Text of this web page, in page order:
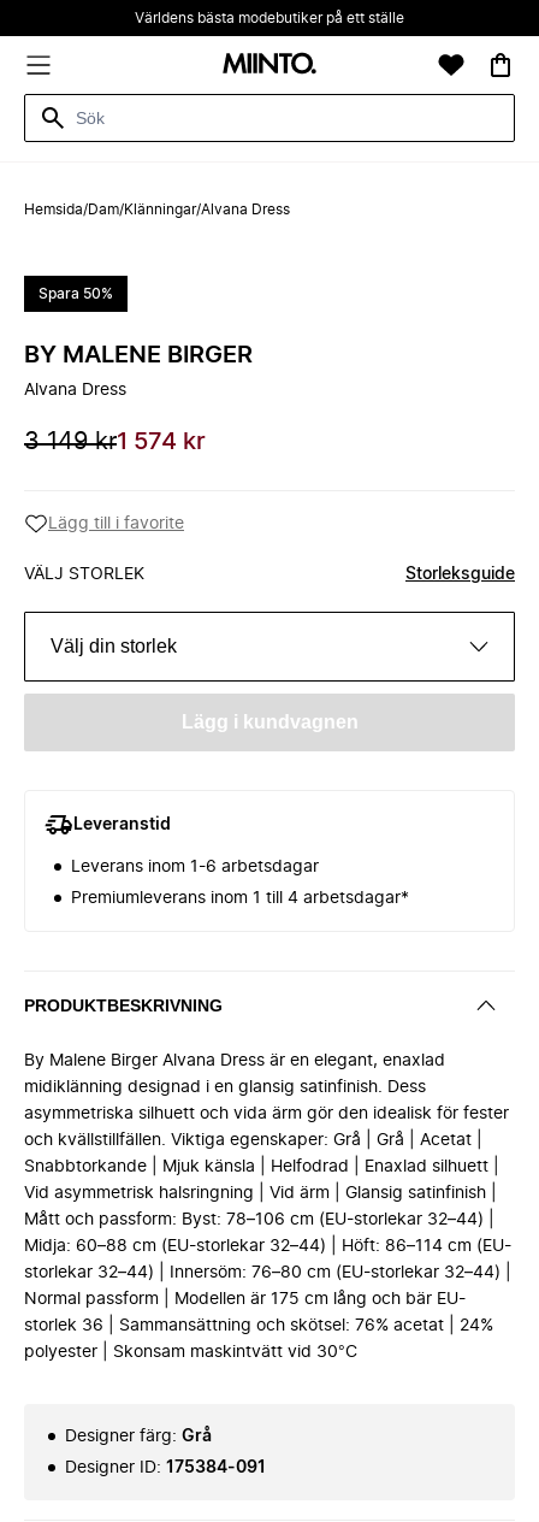
Världens bästa modebutiker på ett ställe
Hemsida/Dam/Klänningar/Alvana Dress
Spara 50%
BY MALENE BIRGER
Alvana Dress
3 149 kr1 574 kr
Lägg till i favorite
VÄLJ STORLEK Storleksguide
Välj din storlek
Lägg i kundvagnen
Leveranstid
Leverans inom 1-6 arbetsdagar
Premiumleverans inom 1 till 4 arbetsdagar*
PRODUKTBESKRIVNING
By Malene Birger Alvana Dress är en elegant, enaxlad
midiklänning designad i en glansig satinfinish. Dess
asymmetriska silhuett och vida ärm gör den idealisk för fester
och kvällstillfällen. Viktiga egenskaper: Grå | Grå | Acetat |
Snabbtorkande | Mjuk känsla | Helfodrad | Enaxlad silhuett |
Vid asymmetrisk halsringning | Vid ärm | Glansig satinfinish |
Mått och passform: Byst: 78–106 cm (EU-storlekar 32–44) |
Midja: 60–88 cm (EU-storlekar 32–44) | Höft: 86–114 cm (EU-
storlekar 32–44) | Innersöm: 76–80 cm (EU-storlekar 32–44) |
Normal passform | Modellen är 175 cm lång och bär EU-
storlek 36 | Sammansättning och skötsel: 76% acetat | 24%
polyester | Skonsam maskintvätt vid 30°C
Designer färg: Grå
Designer ID: 175384-091